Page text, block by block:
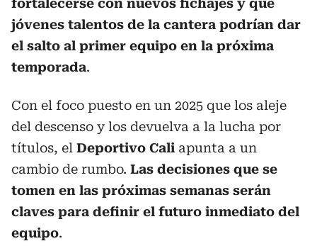
fortalecerse con nuevos fichajes y qué
jóvenes talentos de la cantera podrían dar
el salto al primer equipo en la próxima
temporada.
Con el foco puesto en un 2025 que los aleje
del descenso y los devuelva a la lucha por
títulos, el Deportivo Cali apunta a un
cambio de rumbo. Las decisiones que se
tomen en las próximas semanas serán
claves para definir el futuro inmediato del
equipo.